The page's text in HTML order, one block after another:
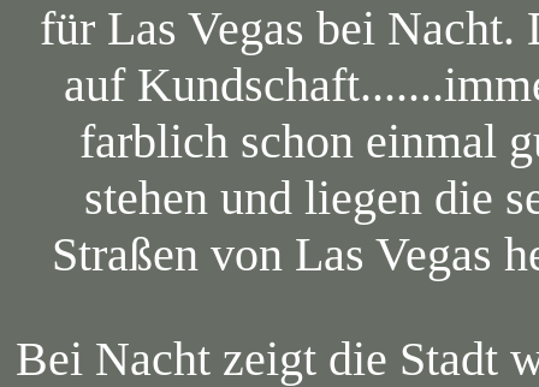
für Las Vegas bei
auf
farblich schon einmal
stehen und liegen die
Straßen von Las Vegas
Bei Nacht zeigt die Stadt